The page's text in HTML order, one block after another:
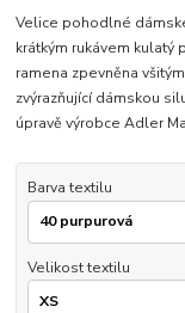
Velice pohodlné
krátkým rukávem kulatý
ramena zpevněna
zvýrazňující dámskou
úpravě výrobce Adler
Barva textilu
Velikost textilu